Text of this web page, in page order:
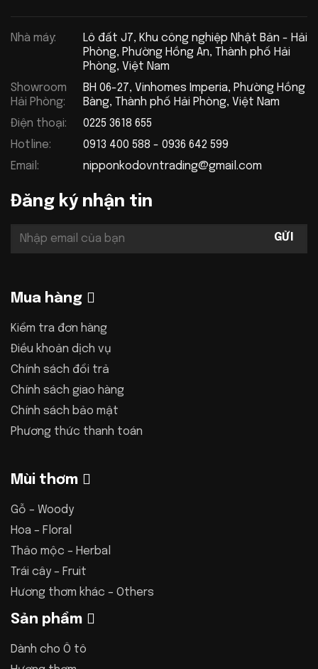
Nhà máy:
Lô đất J7, Khu công nghiệp Nhật Bản - Hải
Phòng, Phường Hồng An, Thành phố Hải
Phòng, Việt Nam
Showroom
Hải Phòng:
BH 06-27, Vinhomes Imperia, Phường Hồng
Bàng, Thành phố Hải Phòng, Việt Nam
Điện thoại:
0225 3618 655
Hotline:
0913 400 588 - 0936 642 599
Email:
nipponkodovntrading@gmail.com
Đăng ký nhận tin
Mua hàng
Kiểm tra đơn hàng
Điều khoản dịch vụ
Chính sách đổi trả
Chính sách giao hàng
Chính sách bảo mật
Phương thức thanh toán
Mùi thơm
Gỗ – Woody
Hoa – Floral
Thảo mộc – Herbal
Trái cây – Fruit
Hương thơm khác – Others
Sản phẩm
Dành cho Ô tô